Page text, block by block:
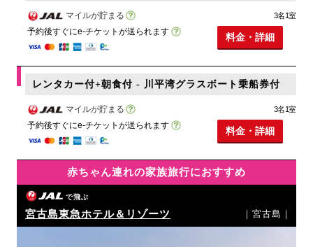
マイルが貯まる
予約後すぐにe-チケットが送られます
3名1室
料金・詳細
レンタカー付+朝食付 - 川平湾グラスボート乗船券付
マイルが貯まる
予約後すぐにe-チケットが送られます
3名1室
料金・詳細
赤ちゃん連れの家族旅行におすすめ
で飛ぶ
宮古島東急ホテル＆リゾーツ ｜宮古島｜